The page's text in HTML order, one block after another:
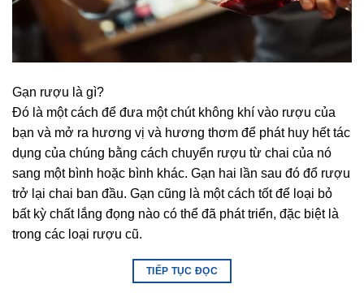
Gạn rượu là gì?
Đó là một cách để đưa một chút không khí vào rượu của
bạn và mở ra hương vị và hương thơm để phát huy hết tác
dụng của chúng bằng cách chuyển rượu từ chai của nó
sang một bình hoặc bình khác. Gạn hai lần sau đó đổ rượu
trở lại chai ban đầu. Gạn cũng là một cách tốt để loại bỏ
bất kỳ chất lắng đọng nào có thể đã phát triển, đặc biệt là
trong các loại rượu cũ.
TIẾP TỤC ĐỌC